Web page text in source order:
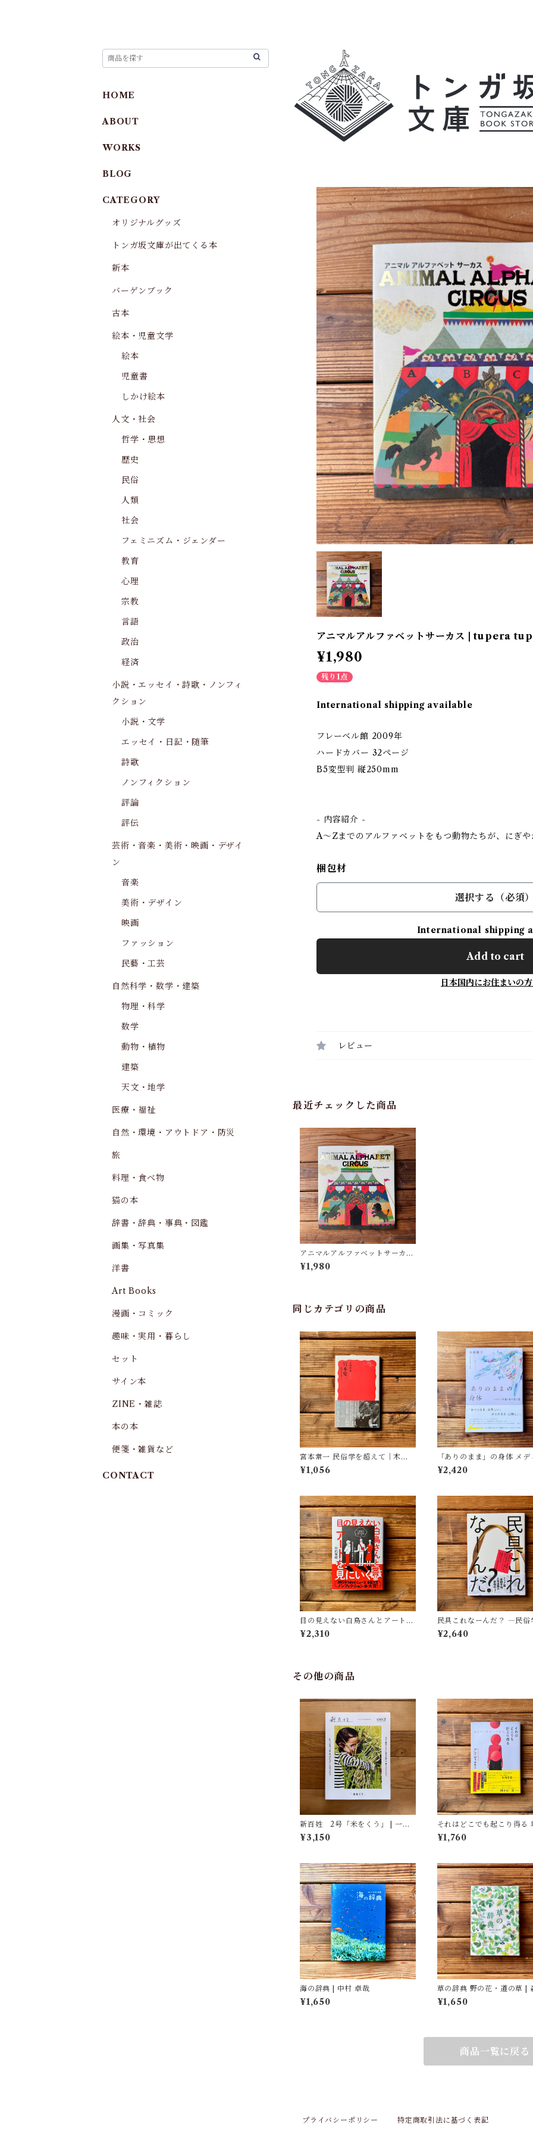
アニマルアルファベットサーカス | tupera
¥1,980
残り1点
International shipping available
フレーベル館 2009年
ハードカバー 32ぺージ
B5変型判 縦250mm
- 内容紹介 -
A～Zまでのアルファベットをもつ動物たちが、にぎ
梱包材
選択する（必須
International shipping
Add to cart
日本国内にお住まいの
レビュー
最近チェックした商品
アニマルアルファベットサーカス
| tupera tupera
¥1,980
同じカテゴリの商品
宮本常一 民俗学を超えて｜木村
哲也
¥1,056
「ありのまま」の身体 メデ
が描く私の見た目 | 藤嶋 陽
¥2,420
目の見えない白鳥さんとアートを
見にいく | 川内 有緒
¥2,310
民具これなーんだ？ ―民俗
者・宮本常一が美術大学に
民具コレクション | 加藤幸
¥2,640
その他の商品
新百姓 2号「米をくう」 | 一般
社団法人新百姓(編集)
¥3,150
それはどこでも起こり得る
ゆく世界への抵抗 | ブレイディ み
かこ
¥1,760
海の辞典 | 中村 卓哉
¥1,650
草の辞典 野の花・道の草 |
と, ささきみえこ（イラス
¥1,650
商品一覧に戻る
HOME
ABOUT
WORKS
BLOG
CATEGORY
オリジナルグッズ
トンガ坂文庫が出てくる本
新本
バーゲンブック
古本
絵本・児童文学
絵本
児童書
しかけ絵本
人文・社会
哲学・思想
歴史
民俗
人類
社会
フェミニズム・ジェンダー
教育
心理
宗教
言語
政治
経済
小説・エッセイ・詩歌・ノンフィ
クション
小説・文学
エッセイ・日記・随筆
詩歌
ノンフィクション
評論
評伝
芸術・音楽・美術・映画・デザイ
ン
音楽
美術・デザイン
映画
ファッション
民藝・工芸
自然科学・数学・建築
物理・科学
数学
動物・植物
建築
天文・地学
医療・福祉
自然・環境・アウトドア・防災
旅
料理・食べ物
猫の本
辞書・辞典・事典・図鑑
画集・写真集
洋書
Art Books
漫画・コミック
趣味・実用・暮らし
セット
サイン本
ZINE・雑誌
本の本
便箋・雑貨など
CONTACT
プライバシーポリシー 特定商取引法に基づく表記